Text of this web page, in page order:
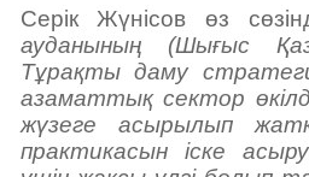
Серік Жүнісов өз
ауданының (Шығыс
Тұрақты даму
азаматтық сектор
жүзеге асырылып
практикасын іске